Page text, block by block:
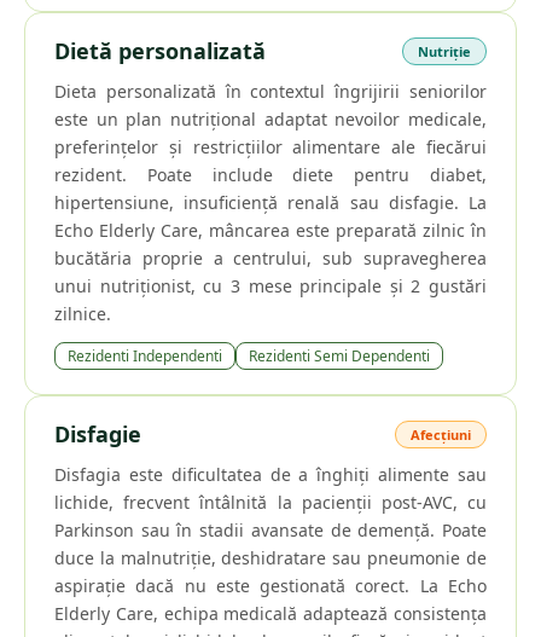
Dietă personalizată Nutriție
Dieta personalizată în contextul îngrijirii seniorilor
este un plan nutrițional adaptat nevoilor medicale,
preferințelor și restricțiilor alimentare ale fiecărui
rezident. Poate include diete pentru diabet,
hipertensiune, insuficiență renală sau disfagie. La
Echo Elderly Care, mâncarea este preparată zilnic în
bucătăria proprie a centrului, sub supravegherea
unui nutriționist, cu 3 mese principale și 2 gustări
zilnice.
Rezidenti Independenti Rezidenti Semi Dependenti
Disfagie Afecțiuni
Disfagia este dificultatea de a înghiți alimente sau
lichide, frecvent întâlnită la pacienții post-AVC, cu
Parkinson sau în stadii avansate de demență. Poate
duce la malnutriție, deshidratare sau pneumonie de
aspirație dacă nu este gestionată corect. La Echo
Elderly Care, echipa medicală adaptează consistența